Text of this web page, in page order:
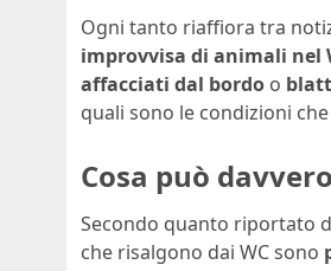
Ogni tanto riaffiora tra
improvvisa di animali nel
affacciati dal bordo o
quali sono le condizioni
Cosa può
Secondo quanto riportato
che risalgono dai WC sono